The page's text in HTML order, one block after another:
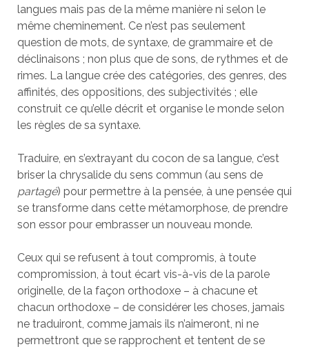
langues mais pas de la même manière ni selon le
même cheminement. Ce n’est pas seulement
question de mots, de syntaxe, de grammaire et de
déclinaisons ; non plus que de sons, de rythmes et de
rimes. La langue crée des catégories, des genres, des
affinités, des oppositions, des subjectivités ; elle
construit ce qu’elle décrit et organise le monde selon
les règles de sa syntaxe.
Traduire, en s’extrayant du cocon de sa langue, c’est
briser la chrysalide du sens commun (au sens de
partagé) pour permettre à la pensée, à une pensée qui
se transforme dans cette métamorphose, de prendre
son essor pour embrasser un nouveau monde.
Ceux qui se refusent à tout compromis, à toute
compromission, à tout écart vis-à-vis de la parole
originelle, de la façon orthodoxe – à chacune et
chacun orthodoxe – de considérer les choses, jamais
ne traduiront, comme jamais ils n’aimeront, ni ne
permettront que se rapprochent et tentent de se